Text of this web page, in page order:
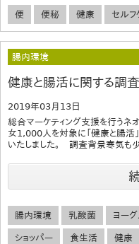
便 便秘 健康 セルフ
腸内環境
健康と腸活に関する調
2019年03月13日
総合マーケティング支援を行うネ
女1,000人を対象に「健康と腸活
いたしました。 調査背景寒気も
腸内環境 乳酸菌 ヨーグ
ショッパー 食生活 健康